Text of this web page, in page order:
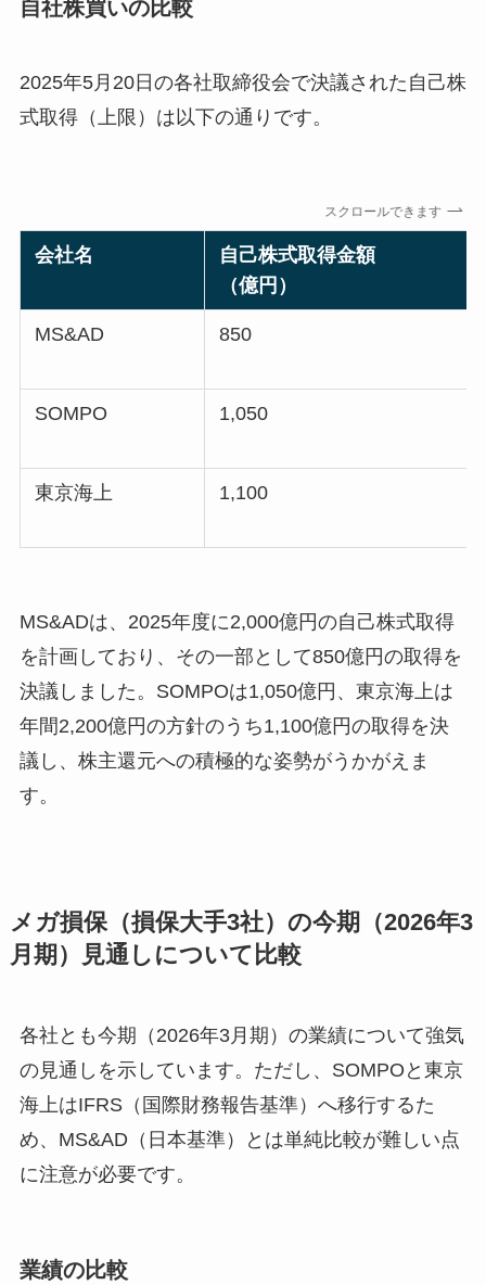
自社株買いの比較
2025年5月20日の各社取締役会で決議された自己株
式取得（上限）は以下の通りです。
スクロールできます
会社名
自己株式取得金額
（億円）
MS&AD 850
SOMPO 1,050
東京海上 1,100
MS&ADは、2025年度に2,000億円の自己株式取得
を計画しており、その一部として850億円の取得を
決議しました。SOMPOは1,050億円、東京海上は
年間2,200億円の方針のうち1,100億円の取得を決
議し、株主還元への積極的な姿勢がうかがえま
す。
メガ損保（損保大手3社）の今期（2026年3
月期）見通しについて比較
各社とも今期（2026年3月期）の業績について強気
の見通しを示しています。ただし、SOMPOと東京
海上はIFRS（国際財務報告基準）へ移行するた
め、MS&AD（日本基準）とは単純比較が難しい点
に注意が必要です。
業績の比較